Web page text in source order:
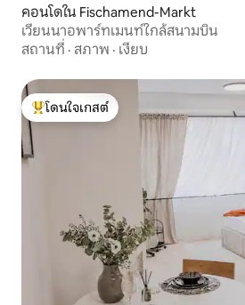
คอนโดใน Fischamend-Markt
เวียนนาอพาร์ทเมนท์ใกล้สนามบิน
สถานที่ · สภาพ · เงียบ
โดนใจเกสต์ที่สุด
โดนใจเกสต์